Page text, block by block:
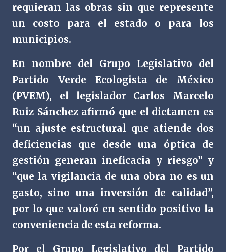
requieran las obras sin que represente
un costo para el estado o para los
municipios.
En nombre del Grupo Legislativo del
Partido Verde Ecologista de México
(PVEM), el legislador Carlos Marcelo
Ruiz Sánchez afirmó que el dictamen es
“un ajuste estructural que atiende dos
deficiencias que desde una óptica de
gestión generan ineficacia y riesgo” y
“que la vigilancia de una obra no es un
gasto, sino una inversión de calidad”,
por lo que valoró en sentido positivo la
conveniencia de esta reforma.
Por el Grupo Legislativo del Partido